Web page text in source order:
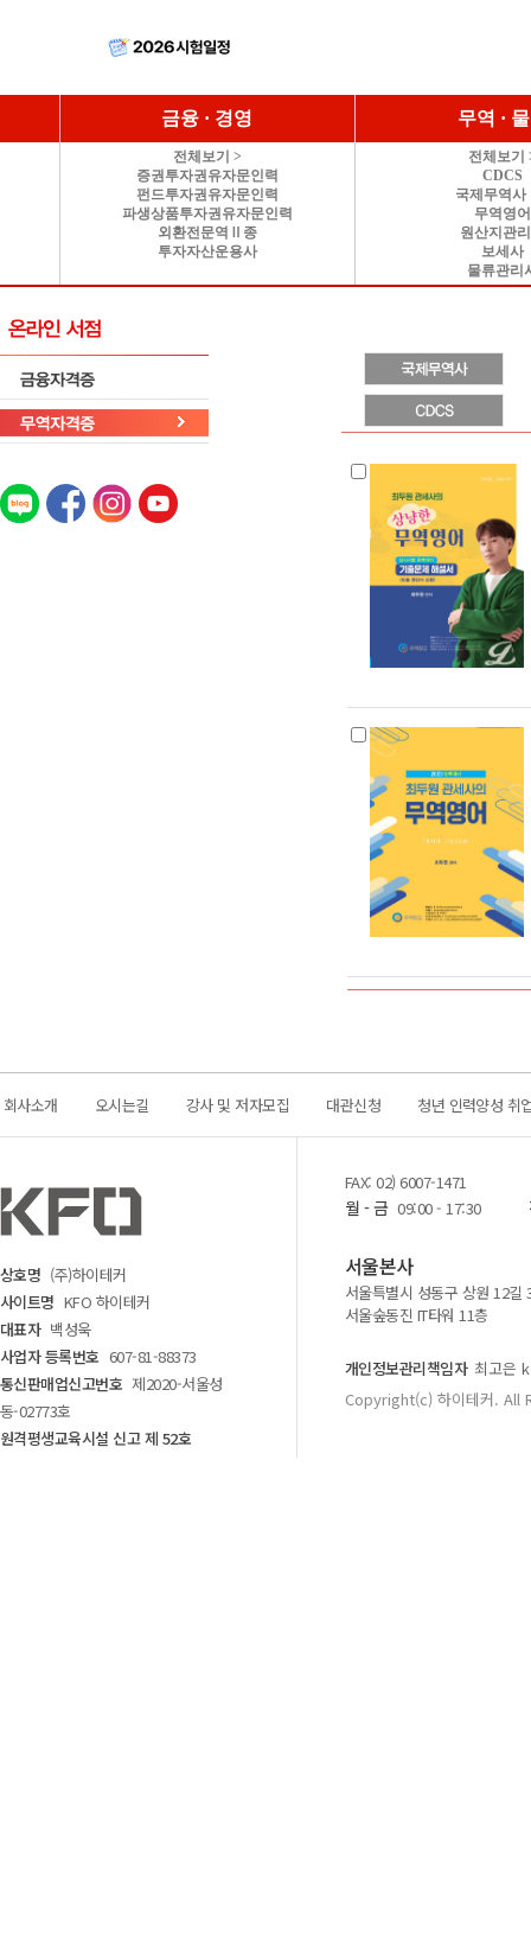
금융 · 경영
전체보기 >
증권투자권유자문인력
펀드투자권유자문인력
파생상품투자권유자문인력
외환전문역Ⅱ종
투자자산운용사
무역 ·
전체보기
CDCS
국제무역사
무역영어
원산지관
보세사
물류관리
회사소개 오시는길 강사 및 저자모집 대관신청 청년 인력양성 취
상호명 (주)하이테커
사이트명 KFO 하이테커
대표자 백성욱
사업자 등록번호 607-81-88373
통신판매업신고번호 제2020-서울성
동-02773호
원격평생교육시설 신고 제 52호
FAX: 02) 6007-1471
월 - 금 09:00 - 17:30
서울본사
서울특별시 성동구 상원 12길
서울숲동진 IT타워 11층
개인정보관리책임자 최고은
Copyright(c) 하이테커.